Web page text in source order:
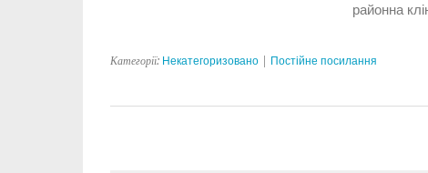
районна
Категорії: Некатегоризовано Постійне посилання